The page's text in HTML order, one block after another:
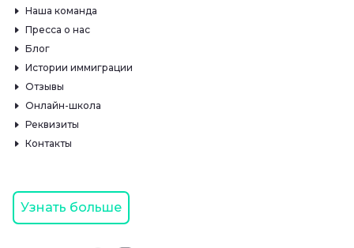
Наша команда
Пресса о нас
Блог
Истории иммиграции
Отзывы
Онлайн-школа
Реквизиты
Контакты
Узнать больше